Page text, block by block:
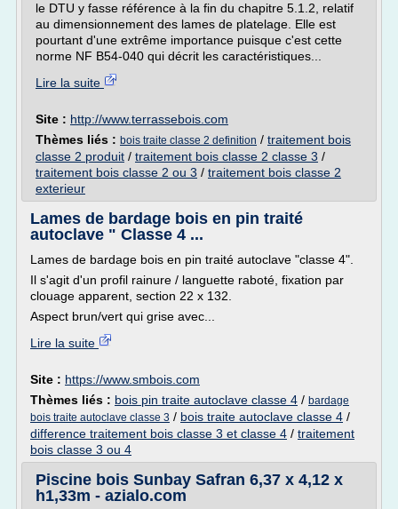
le DTU y fasse référence à la fin du chapitre 5.1.2, relatif
au dimensionnement des lames de platelage. Elle est
pourtant d'une extrême importance puisque c'est cette
norme NF B54-040 qui décrit les caractéristiques...
Lire la suite
Site : http://www.terrassebois.com
Thèmes liés : bois traite classe 2 definition / traitement bois
classe 2 produit / traitement bois classe 2 classe 3 /
traitement bois classe 2 ou 3 / traitement bois classe 2
exterieur
Lames de bardage bois en pin traité
autoclave " Classe 4 ...
Lames de bardage bois en pin traité autoclave "classe 4".
Il s'agit d'un profil rainure / languette raboté, fixation par
clouage apparent, section 22 x 132.
Aspect brun/vert qui grise avec...
Lire la suite
Site : https://www.smbois.com
Thèmes liés : bois pin traite autoclave classe 4 / bardage
bois traite autoclave classe 3 / bois traite autoclave classe 4 /
difference traitement bois classe 3 et classe 4 / traitement
bois classe 3 ou 4
Piscine bois Sunbay Safran 6,37 x 4,12 x
h1,33m - azialo.com